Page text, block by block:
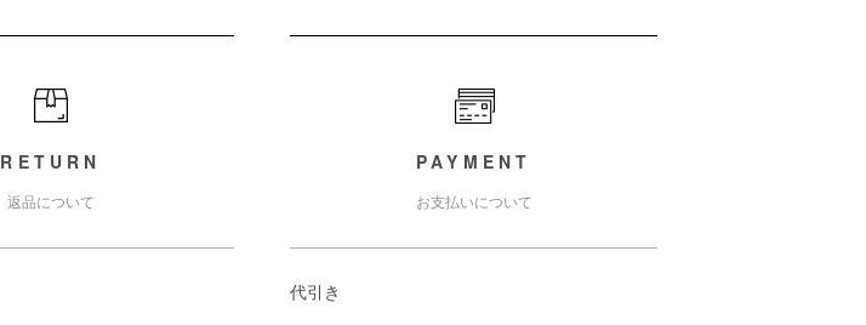
RETURN
返品について
PAYMENT
お支払いについて
代引き